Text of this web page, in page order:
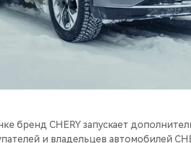
бренд CHERY запускает
и владельцев автомобилей